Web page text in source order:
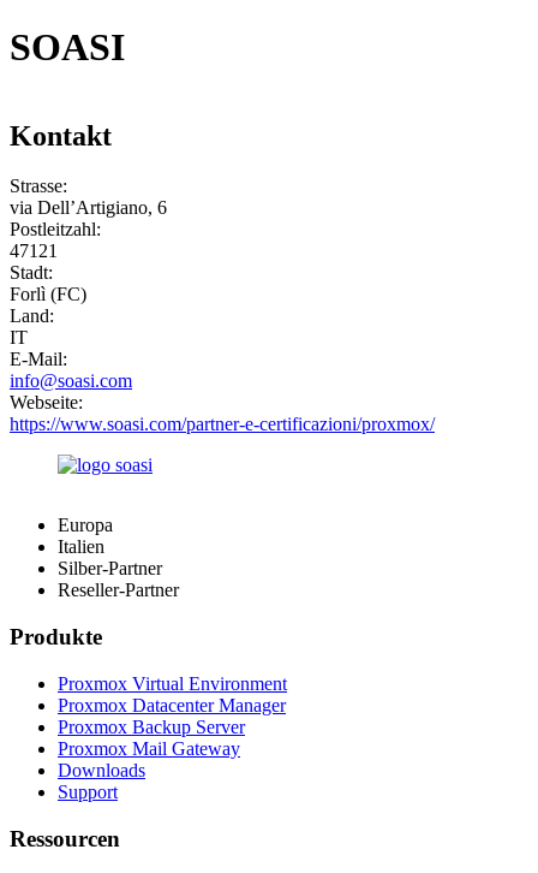
SOASI
Kontakt
Strasse:
via Dell’Artigiano, 6
Postleitzahl:
47121
Stadt:
Forlì (FC)
Land:
IT
E-Mail:
info@soasi.com
Webseite:
https://www.soasi.com/partner-e-certificazioni/proxmox/
Europa
Italien
Silber-Partner
Reseller-Partner
Produkte
Proxmox Virtual Environment
Proxmox Datacenter Manager
Proxmox Backup Server
Proxmox Mail Gateway
Downloads
Support
Ressourcen